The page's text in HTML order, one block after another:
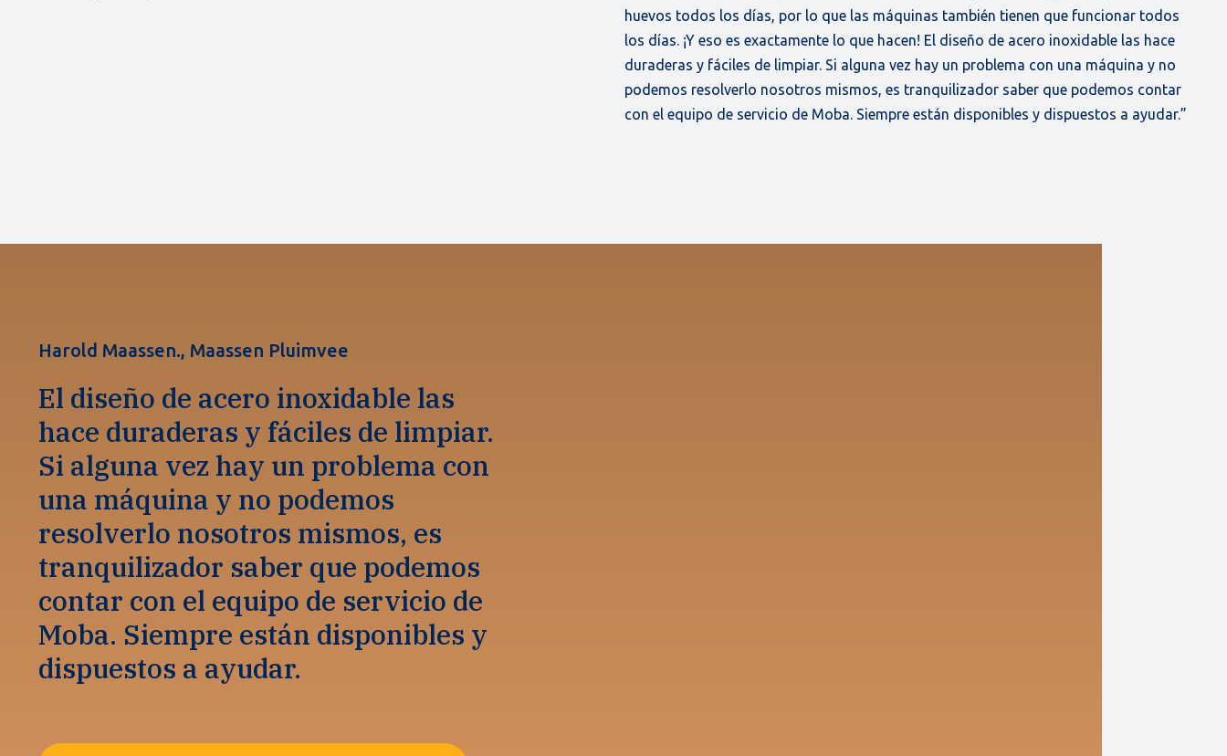
huevos todos los días, por lo que las máquinas también tienen que funcionar todos
los días. ¡Y eso es exactamente lo que hacen! El diseño de acero inoxidable las hace
duraderas y fáciles de limpiar. Si alguna vez hay un problema con una máquina y no
podemos resolverlo nosotros mismos, es tranquilizador saber que podemos contar
con el equipo de servicio de Moba. Siempre están disponibles y dispuestos a ayudar.”
Harold Maassen., Maassen Pluimvee
El diseño de acero inoxidable las
hace duraderas y fáciles de limpiar.
Si alguna vez hay un problema con
una máquina y no podemos
resolverlo nosotros mismos, es
tranquilizador saber que podemos
contar con el equipo de servicio de
Moba. Siempre están disponibles y
dispuestos a ayudar.